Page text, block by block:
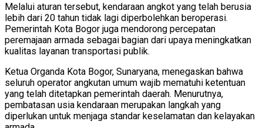
Melalui aturan tersebut, kendaraan angkot yang telah berusia
lebih dari 20 tahun tidak lagi diperbolehkan beroperasi.
Pemerintah Kota Bogor juga mendorong percepatan
peremajaan armada sebagai bagian dari upaya meningkatkan
kualitas layanan transportasi publik.
Ketua Organda Kota Bogor, Sunaryana, menegaskan bahwa
seluruh operator angkutan umum wajib mematuhi ketentuan
yang telah ditetapkan pemerintah daerah. Menurutnya,
pembatasan usia kendaraan merupakan langkah yang
diperlukan untuk menjaga standar keselamatan dan kelayakan